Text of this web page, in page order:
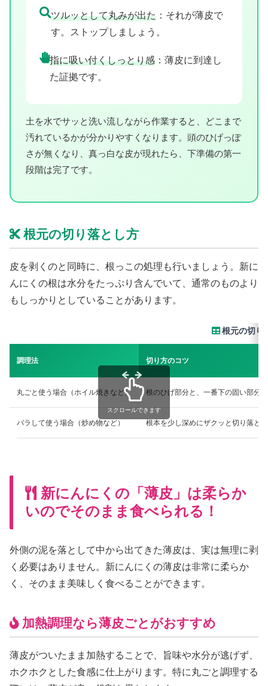
ツルッとして丸みが出た ：それが薄皮で
す。ストップしましょう。
指に吸い付くしっとり感 ：薄皮に到達し
た証拠です。
土を水でサッと洗い流しながら作業すると、どこまで
汚れているかが分かりやすくなります。頭のひげっぽ
さが無くなり、真っ白な皮が現れたら、下準備の第一
段階は完了です。
根元の切り落とし方
皮を剥くのと同時に、根っこの処理も行いましょう。新に
んにくの根は水分をたっぷり含んでいて、通常のものより
もしっかりとしていることがあります。
根元の切り
調理法 切り方のコツ
丸ごと使う場合（ホイル焼きなど） 根のひげ部分と、一番下の固い部分
バラして使う場合（炒め物など） 根本を少し深めにザクッと切り落と
スクロールできます
新にんにくの「薄皮」は柔らか
いのでそのまま食べられる！
外側の泥を落として中から出てきた薄皮は、実は無理に剥
く必要はありません。新にんにくの薄皮は非常に柔らか
く、そのまま美味しく食べることができます。
加熱調理なら薄皮ごとがおすすめ
薄皮がついたまま加熱することで、旨味や水分が逃げず、
ホクホクとした食感に仕上がります。特に丸ごと調理する